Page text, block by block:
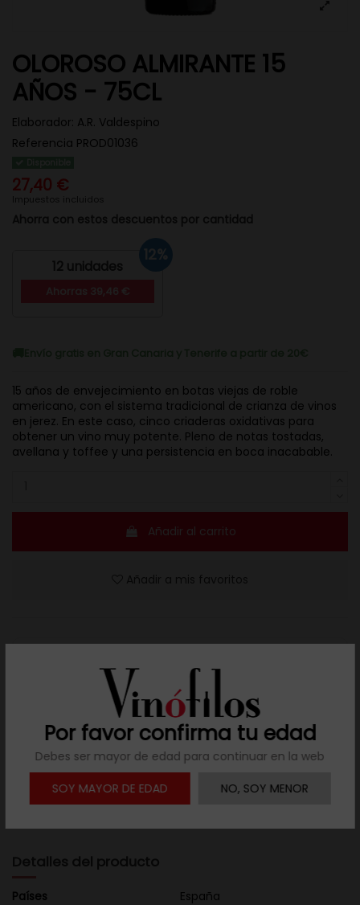
Por favor confirma tu edad
Debes ser mayor de edad para continuar en la web
SOY MAYOR DE EDAD
NO, SOY MENOR
OLOROSO ALMIRANTE 15
AÑOS - 75CL
Elaborador: A.R. Valdespino
Referencia PROD01036
27,40 €
Impuestos incluidos
Ahorra con estos descuentos por cantidad
12 unidades
12%
15 años de envejecimiento en botas viejas de roble
americano, con el sistema tradicional de crianza de vinos
en jerez. En este caso, cinco criaderas oxidativas para
obtener un vino muy potente. Pleno de notas tostadas,
avellana y toffee y una persistencia en boca inacabable.
Añadir al carrito
Resuelve tus dudas
Llámanos al teléfono 691 108 942, de lunes a viernes,
no festivos, de 9h a 17h.
 Descargar ficha
Detalles del producto
Países
España